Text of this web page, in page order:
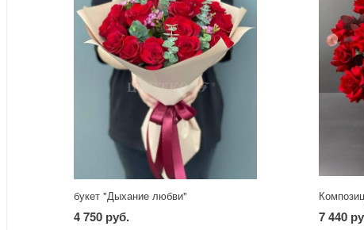
букет "Дыхание любви"
4 750 руб. 7 440